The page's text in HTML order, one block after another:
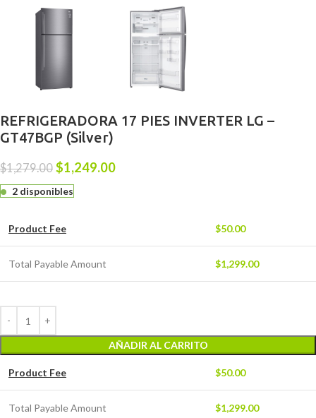
REFRIGERADORA 17 PIES INVERTER LG –
GT47BGP (Silver)
$1,279.00 $1,249.00
2 disponibles
Product Fee $50.00
Total Payable Amount $1,299.00
AÑADIR AL CARRITO
Product Fee $50.00
Total Payable Amount $1,299.00